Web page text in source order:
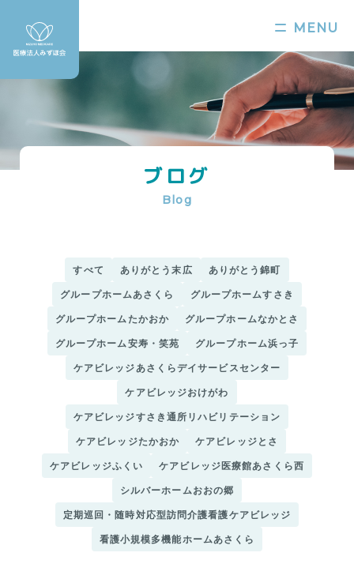
MENU
ブログ
Blog
すべて ありがとう末広 ありがとう錦町
グループホームあさくら グループホームすさき
グループホームたかおか グループホームなかとさ
グループホーム安寿・笑苑 グループホーム浜っ子
ケアビレッジあさくらデイサービスセンター
ケアビレッジおけがわ
ケアビレッジすさき通所リハビリテーション
ケアビレッジたかおか ケアビレッジとさ
ケアビレッジふくい ケアビレッジ医療館あさくら西
シルバーホームおおの郷
定期巡回・随時対応型訪問介護看護ケアビレッジ
看護小規模多機能ホームあさくら